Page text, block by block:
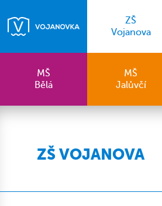
ZŠ
Vojanova
MŠ
Bělá
MŠ
Jalůvčí
ZŠ VOJANOVA